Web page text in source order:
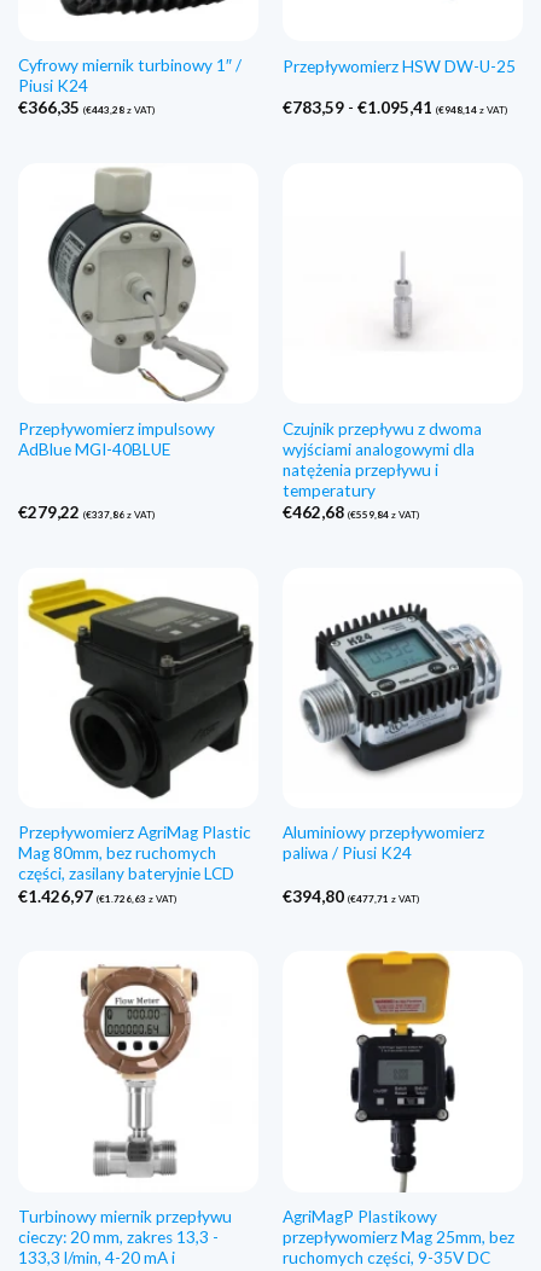
Cyfrowy miernik turbinowy 1″ /
Piusi K24
€366,35 (€443,28z VAT)
Przepływomierz HSW DW-U-25
€783,59 - €1.095,41Zakres
(€948,14z VAT)
Przepływomierz impulsowy
AdBlue MGI-40BLUE
€279,22 (€337,86z VAT)
Czujnik przepływu z dwoma
wyjściami analogowymi dla
natężenia przepływu i
temperatury
€462,68 (€559,84z VAT)
Przepływomierz AgriMag Plastic
Mag 80mm, bez ruchomych
części, zasilany bateryjnie LCD
€1.426,97 (€1.726,63 z VAT)
Aluminiowy przepływomierz
paliwa / Piusi K24
€394,80 (€477,71 z VAT)
Turbinowy miernik przepływu
cieczy: 20 mm, zakres 13,3 -
133,3 l/min, 4-20 mA i
AgriMagP Plastikowy
przepływomierz Mag 25mm, bez
ruchomych części, 9-35V DC